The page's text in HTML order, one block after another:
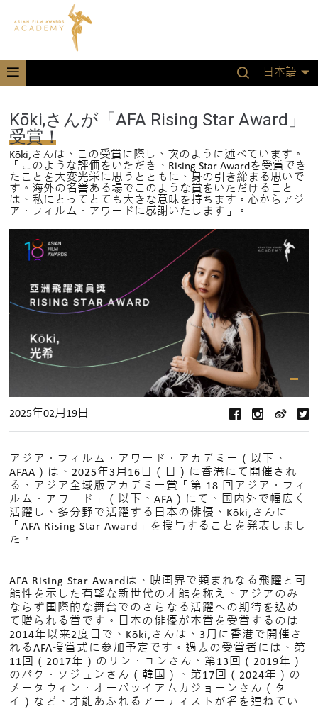
日本語
Kōki,さんが「AFA Rising Star Award」
受賞！
Kōki,さんは、この受賞に際し、次のように述べています。
「このような評価をいただき、Rising Star Awardを受賞でき
たことを大変光栄に思うとともに、身の引き締まる思いで
す。海外の名誉ある場でこのような賞をいただけること
は、私にとってとても大きな意味を持ちます。心からアジ
ア・フィルム・アワードに感謝いたします」。
2025年02月19日
アジア・フィルム・アワード・アカデミー（以下、
AFAA）は、2025年3月16日（日）に香港にて開催され
る、アジア全域版アカデミー賞「第 18 回アジア・フィ
ルム・アワード」（以下、AFA）にて、国内外で幅広く
活躍し、多分野で活躍する日本の俳優、Kōki,さんに
「AFA Rising Star Award」を授与することを発表しまし
た。
AFA Rising Star Awardは、映画界で類まれなる飛躍と可
能性を示した有望な新世代の才能を称え、アジアのみ
ならず国際的な舞台でのさらなる活躍への期待を込め
て贈られる賞です。日本の俳優が本賞を受賞するのは
2014年以来2度目で、Kōki,さんは、3月に香港で開催さ
れるAFA授賞式に参加予定です。過去の受賞者には、第
11回（2017年）のリン・ユンさん、第13回（2019年）
のパク・ソジュンさん（韓国）、第17回（2024年）の
メータウィン・オーパッイアムカジョーンさん（タ
イ）など、才能あふれるアーティストが名を連ねてい